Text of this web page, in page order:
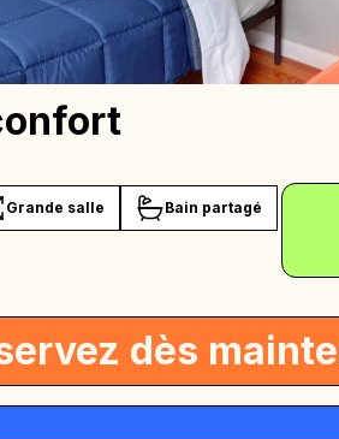
Grande salle Bain partagé
dès